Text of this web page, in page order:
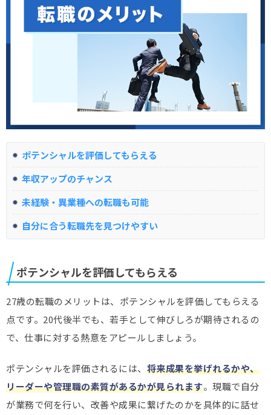
ポテンシャルを評価してもらえる
年収アップのチャンス
未経験・異業種への転職も可能
自分に合う転職先を見つけやすい
ポテンシャルを評価してもらえる
27歳の転職のメリットは、ポテンシャルを評価してもらえる
点です。20代後半でも、若手として伸びしろが期待されるの
で、仕事に対する熱意をアピールしましょう。
ポテンシャルを評価されるには、 将来成果を挙げれるかや、
リーダーや管理職の素質があるかが見られます。現職で自分
が業務で何を行い、改善や成果に繋げたのかを具体的に話せ